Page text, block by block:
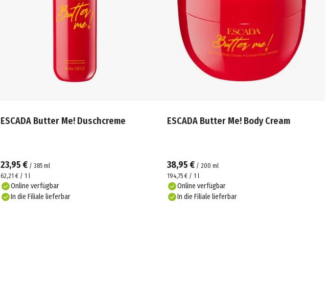
ESCADA Butter Me! Duschcreme
23,95 €/ 385 ml
62,21 € / 1 l
Online verfügbar
In die Filiale lieferbar
ESCADA Butter Me! Body Cream
38,95 € /200 ml
194,75 € / 1 l
Online verfügbar
In die Filiale lieferbar